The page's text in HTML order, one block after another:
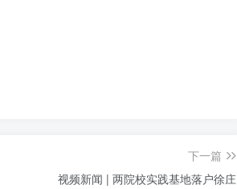
下一篇
视频新闻 | 两院校实践基地落户徐庄